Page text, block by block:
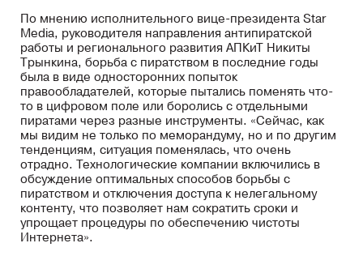
По мнению исполнительного вице-президента Star
Мedia, руководителя направления антипиратской
работы и регионального развития АПКиТ Никиты
Трынкина, борьба с пиратством в последние годы
была в виде односторонних попыток
правообладателей, которые пытались поменять что-
то в цифровом поле или боролись с отдельными
пиратами через разные инструменты. «Сейчас, как
мы видим не только по меморандуму, но и по другим
тенденциям, ситуация поменялась, что очень
отрадно. Технологические компании включились в
обсуждение оптимальных способов борьбы с
пиратством и отключения доступа к нелегальному
контенту, что позволяет нам сократить сроки и
упрощает процедуры по обеспечению чистоты
Интернета».